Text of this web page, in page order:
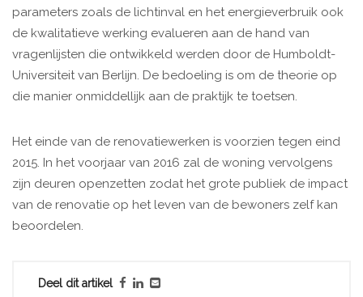
parameters zoals de lichtinval en het energieverbruik ook
de kwalitatieve werking evalueren aan de hand van
vragenlijsten die ontwikkeld werden door de Humboldt-
Universiteit van Berlijn. De bedoeling is om de theorie op
die manier onmiddellijk aan de praktijk te toetsen.
Het einde van de renovatiewerken is voorzien tegen eind
2015. In het voorjaar van 2016 zal de woning vervolgens
zijn deuren openzetten zodat het grote publiek de impact
van de renovatie op het leven van de bewoners zelf kan
beoordelen.
Deel dit artikel